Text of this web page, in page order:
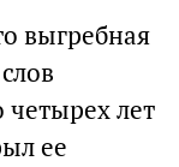
выгребная
лет
ее